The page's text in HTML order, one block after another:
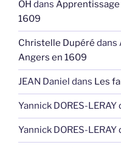
OH dans Apprentissage
1609
Christelle Dupéré dans
Angers en 1609
JEAN Daniel dans Les
Yannick DORES-LERAY
Yannick DORES-LERAY